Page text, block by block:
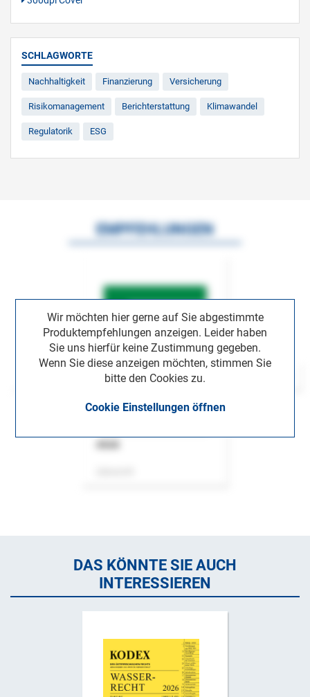
SCHLAGWORTE
Nachhaltigkeit Finanzierung Versicherung
Risikomanagement Berichterstattung Klimawandel
Regulatorik ESG
Wir möchten hier gerne auf Sie abgestimmte
Produktempfehlungen anzeigen. Leider haben
Sie uns hierfür keine Zustimmung gegeben.
Wenn Sie diese anzeigen möchten, stimmen Sie
bitte den Cookies zu.
Cookie Einstellungen öffnen
EMPFEHLUNGEN
DAS KÖNNTE SIE AUCH
INTERESSIEREN